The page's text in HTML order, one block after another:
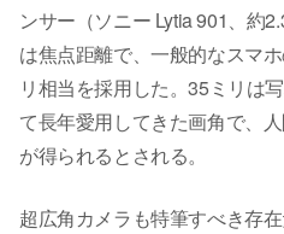
ンサー（ソニー Lytia 901、約
は焦点距離で、一般的なスマ
リ相当を採用した。35ミリは
て長年愛用してきた画角で、
が得られるとされる。
超広角カメラも特筆すべき存